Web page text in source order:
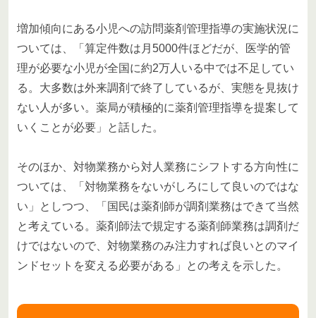
増加傾向にある小児への訪問薬剤管理指導の実施状況に
ついては、「算定件数は月5000件ほどだが、医学的管
理が必要な小児が全国に約2万人いる中では不足してい
る。大多数は外来調剤で終了しているが、実態を見抜け
ない人が多い。薬局が積極的に薬剤管理指導を提案して
いくことが必要」と話した。
そのほか、対物業務から対人業務にシフトする方向性に
ついては、「対物業務をないがしろにして良いのではな
い」としつつ、「国民は薬剤師が調剤業務はできて当然
と考えている。薬剤師法で規定する薬剤師業務は調剤だ
けではないので、対物業務のみ注力すれば良いとのマイ
ンドセットを変える必要がある」との考えを示した。